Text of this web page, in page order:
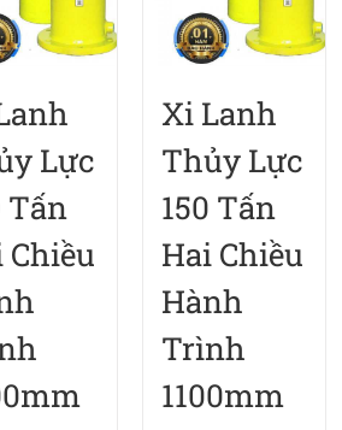
Lực
Tấn
Chiều
Xi Lanh
Thủy Lực
150 Tấn
Hai Chiều
Hành
Trình
1100mm